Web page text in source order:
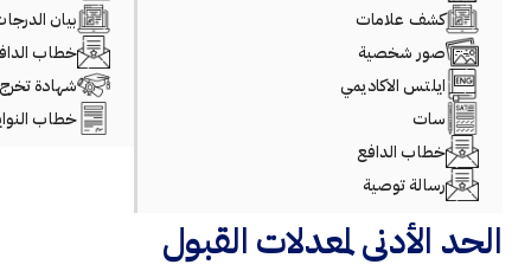
كشف علامات
صور شخصية
ايلتس الاكاديمي
سات
خطاب الدافع
رسالة توصية
بيان
خطاب
شهادة تخرج
خطاب
الحد الأدنى لمعدلات القبول